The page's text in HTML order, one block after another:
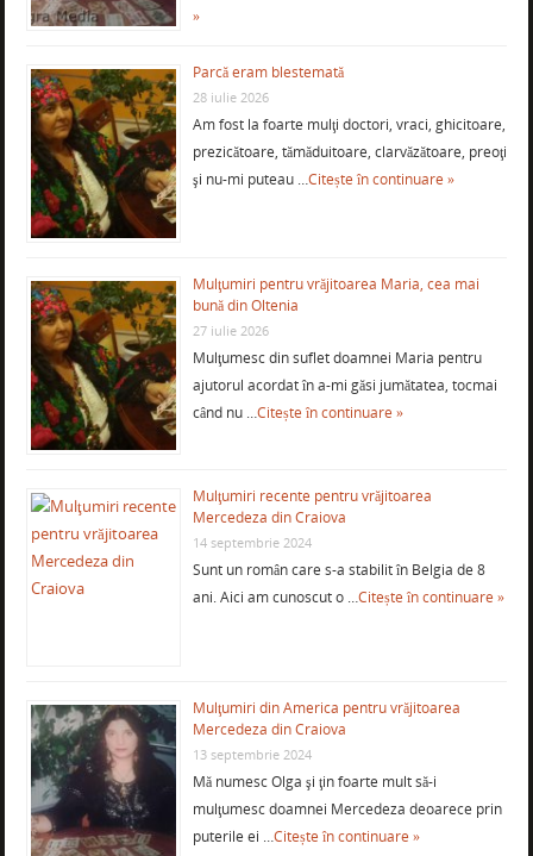
»
Parcă eram blestemată
28 iulie 2026
Am fost la foarte mulţi doctori, vraci, ghicitoare,
prezicătoare, tămăduitoare, clarvăzătoare, preoţi
şi nu-mi puteau …Citește în continuare »
Mulţumiri pentru vrăjitoarea Maria, cea mai
bună din Oltenia
27 iulie 2026
Mulţumesc din suflet doamnei Maria pentru
ajutorul acordat în a-mi găsi jumătatea, tocmai
când nu …Citește în continuare »
Mulţumiri recente pentru vrăjitoarea
Mercedeza din Craiova
14 septembrie 2024
Sunt un român care s-a stabilit în Belgia de 8
ani. Aici am cunoscut o …Citește în continuare »
Mulţumiri din America pentru vrăjitoarea
Mercedeza din Craiova
13 septembrie 2024
Mă numesc Olga şi ţin foarte mult să-i
mulţumesc doamnei Mercedeza deoarece prin
puterile ei …Citește în continuare »